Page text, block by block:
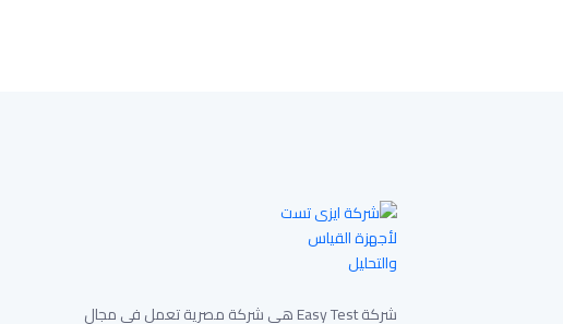
شركة Easy Test هي شركة مصرية تعمل في مجال